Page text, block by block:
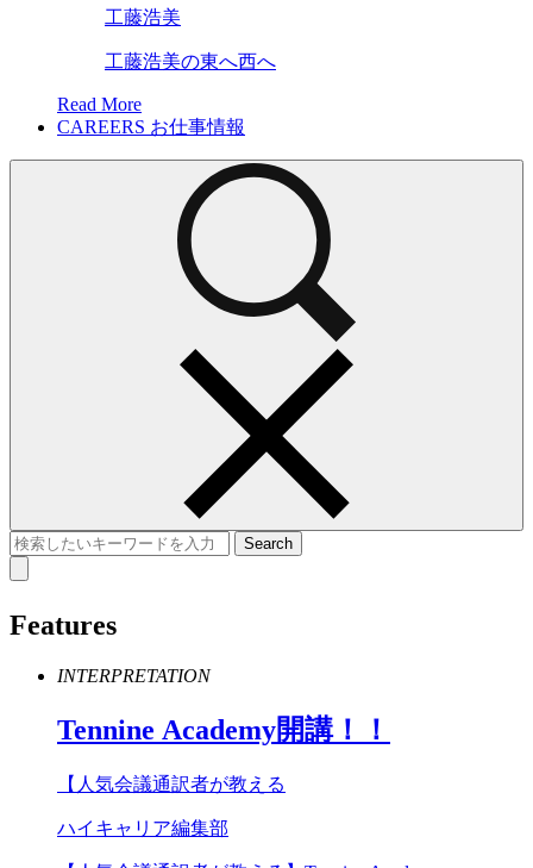
工藤浩美
工藤浩美の東へ西へ
Read More
CAREERS お仕事情報
Features
INTERPRETATION
Tennine Academy開講！！
【人気会議通訳者が教える
ハイキャリア編集部